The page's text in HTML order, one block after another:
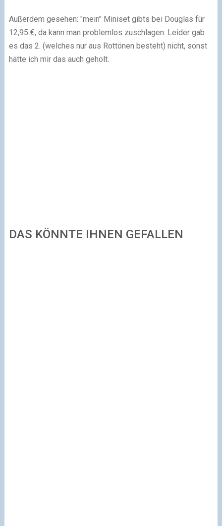
Außerdem gesehen: "mein" Miniset gibts bei Douglas für
12,95 €, da kann man problemlos zuschlagen. Leider gab
es das 2. (welches nur aus Rottönen besteht) nicht, sonst
hätte ich mir das auch geholt.
DAS KÖNNTE IHNEN GEFALLEN